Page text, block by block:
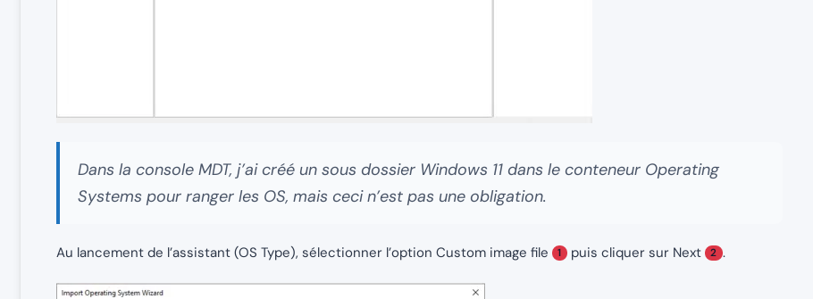
Dans la console MDT, j’ai créé un sous dossier Windows 11 dans le conteneur Operating
Systems pour ranger les OS, mais ceci n’est pas une obligation.
Au lancement de l’assistant (OS Type), sélectionner l’option Custom image file 1 puis cliquer sur Next 2 .